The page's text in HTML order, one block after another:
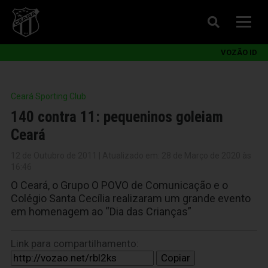
VOZÃO ID
Ceará Sporting Club
140 contra 11: pequeninos goleiam
Ceará
O Ceará, o Grupo O POVO de Comunicação e o
Colégio Santa Cecília realizaram um grande evento
em homenagem ao “Dia das Crianças”
Link para compartilhamento:
Copiar